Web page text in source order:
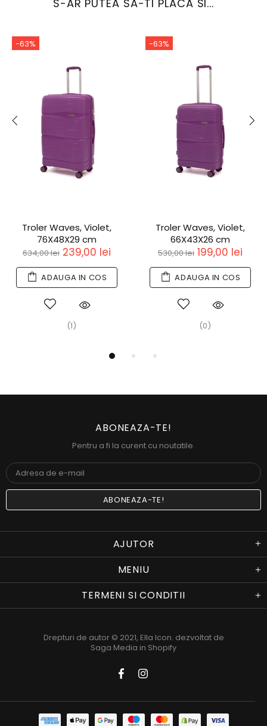
S-AR PUTEA SA-TI PLACA SI...
-63%
Troler Waves, Violet,
76X48X29 cm
634,00 lei 239,00 lei
ADAUGA IN COS
(1)
-63%
Troler Waves, Violet,
66X43X26 cm
530,00 lei 199,00 lei
ADAUGA IN COS
(0)
ABONEAZA-TE!
Pentru a fi la curent cu noutatile.
AJUTOR
MENIU
TERMENI SI CONDITII
Drepturi de autor © 2021, Ella Icon. dezvoltat de
Saga Media in Shopify